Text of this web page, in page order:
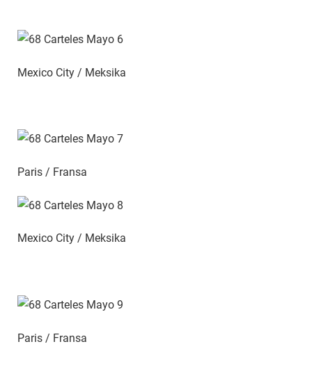
Mexico City / Meksika
Paris / Fransa
Mexico City / Meksika
Paris / Fransa